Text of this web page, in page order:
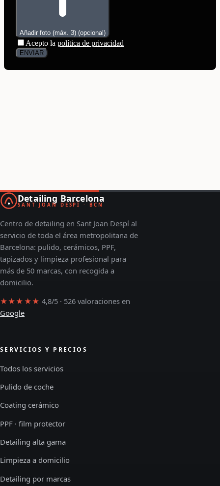
Detailing Barcelona
SANT JOAN DESPÍ · BCN
Centro de detailing en Sant Joan Despí al
servicio de toda el área metropolitana de
Barcelona: pulido, cerámicos, PPF,
tapizados y limpieza profesional para
más de 50 marcas, con recogida a
domicilio.
★★★★★ 4,8/5 · 526 valoraciones en
Google
SERVICIOS Y PRECIOS
Todos los servicios
Pulido de coche
Coating cerámico
PPF · film protector
Detailing alta gama
Limpieza a domicilio
Detailing por marcas